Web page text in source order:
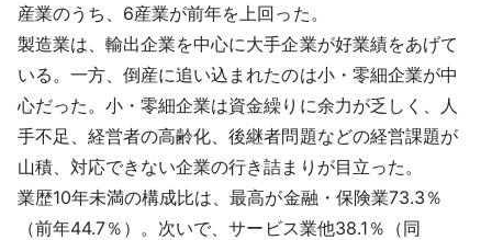
産業のうち、6産業が前年を上回った。
製造業は、輸出企業を中心に大手企業が好業績をあげて
いる。一方、倒産に追い込まれたのは小・零細企業が中
心だった。小・零細企業は資金繰りに余力が乏しく、人
手不足、経営者の高齢化、後継者問題などの経営課題が
山積、対応できない企業の行き詰まりが目立った。
業歴10年未満の構成比は、最高が金融・保険業73.3％
（前年44.7％）。次いで、サービス業他38.1％（同